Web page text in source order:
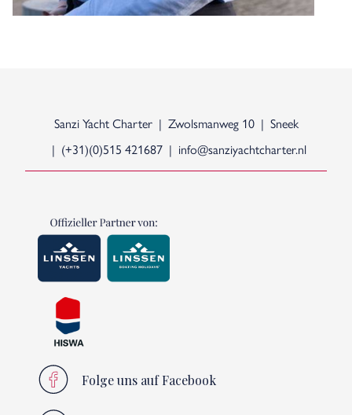
Sanzi Yacht Charter Zwolsmanweg 10
Sneek
(+31)(0)515 421687
info@sanziyachtcharter.nl
Folge uns auf Facebook